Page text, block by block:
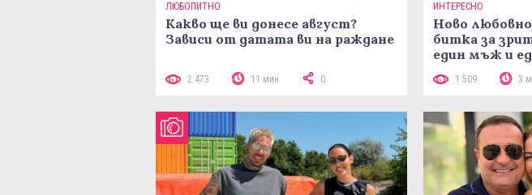
ЛЮБОПИТНО
Какво ще ви донесе август?
Зависи от датата ви на ражданe
2 473 11 мин 0
ИНТЕРЕСНО
Ново
битка за
един мъж и
1 509 3